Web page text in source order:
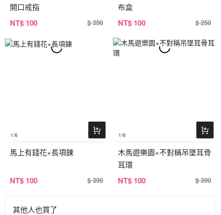
開口戒指
NT$ 100 $ 390
布盒
NT$ 100 $ 250
1/6
馬上有錢花×長項鍊
NT$ 100 $ 390
1/6
木馬遊樂園×不對稱吊墜耳骨
耳環
NT$ 100 $ 390
其他人也買了